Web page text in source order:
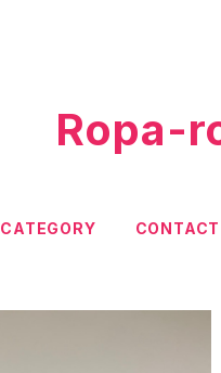
Ropa-
CATEGORY CONTACT